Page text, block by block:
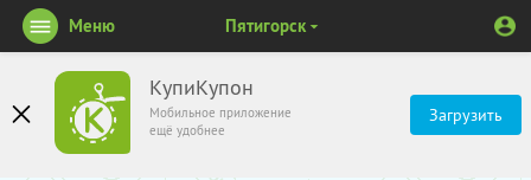
КупиКупон
Мобильное приложение
ещё удобнее
Загрузить
Меню Пятигорск